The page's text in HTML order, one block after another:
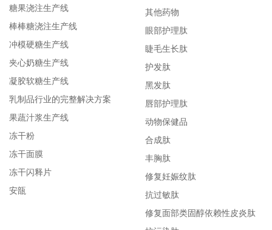
糖果浇注生产线
棒棒糖浇注生产线
冲模硬糖生产线
夹心奶糖生产线
凝胶软糖生产线
乳制品行业的完整解决方案
果蔬汁浆生产线
冻干粉
冻干面膜
冻干闪释片
安瓿
其他药物
眼部护理肽
睫毛生长肽
护发肽
黑发肽
唇部护理肽
动物保健品
合成肽
丰胸肽
修复妊娠纹肽
抗过敏肽
修复面部类固醇依赖性皮炎肽